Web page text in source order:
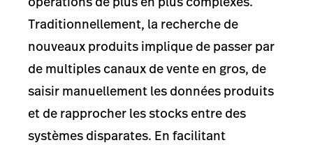
Traditionnellement, la recherche de
nouveaux produits implique de passer par
de multiples canaux de vente en gros, de
saisir manuellement les données produits
et de rapprocher les stocks entre des
systèmes disparates. En facilitant